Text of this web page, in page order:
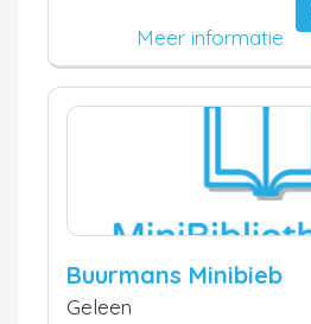
Meer informatie
Buurmans Minibieb
Geleen